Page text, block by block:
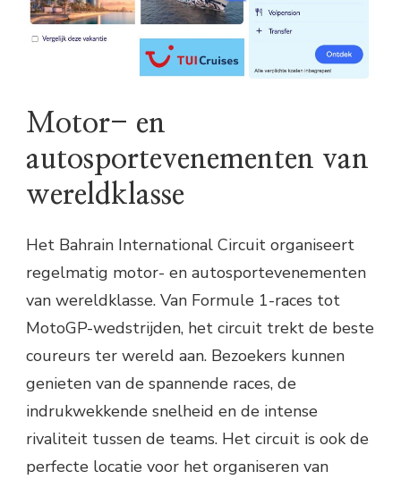
Motor- en
autosportevenementen van
wereldklasse
Het Bahrain International Circuit organiseert
regelmatig motor- en autosportevenementen
van wereldklasse. Van Formule 1-races tot
MotoGP-wedstrijden, het circuit trekt de beste
coureurs ter wereld aan. Bezoekers kunnen
genieten van de spannende races, de
indrukwekkende snelheid en de intense
rivaliteit tussen de teams. Het circuit is ook de
perfecte locatie voor het organiseren van